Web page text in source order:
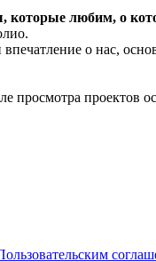
любим, о
о нас,
просмотра проектов